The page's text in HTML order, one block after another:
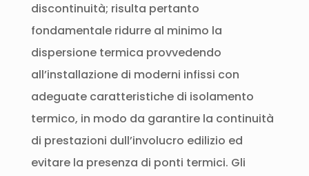
discontinuità; risulta pertanto
fondamentale ridurre al minimo la
dispersione termica provvedendo
all’installazione di moderni infissi con
adeguate caratteristiche di isolamento
termico, in modo da garantire la continuità
di prestazioni dull’involucro edilizio ed
evitare la presenza di ponti termici. Gli